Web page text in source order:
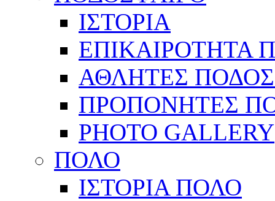
ΙΣΤΟΡΙΑ
ΕΠΙΚΑΙΡΟΤΗΤΑ
ΑΘΛΗΤΕΣ
ΠΡΟΠΟΝΗΤΕΣ
PHOTO GALLERY
ΠΟΛΟ
ΙΣΤΟΡΙΑ ΠΟΛΟ